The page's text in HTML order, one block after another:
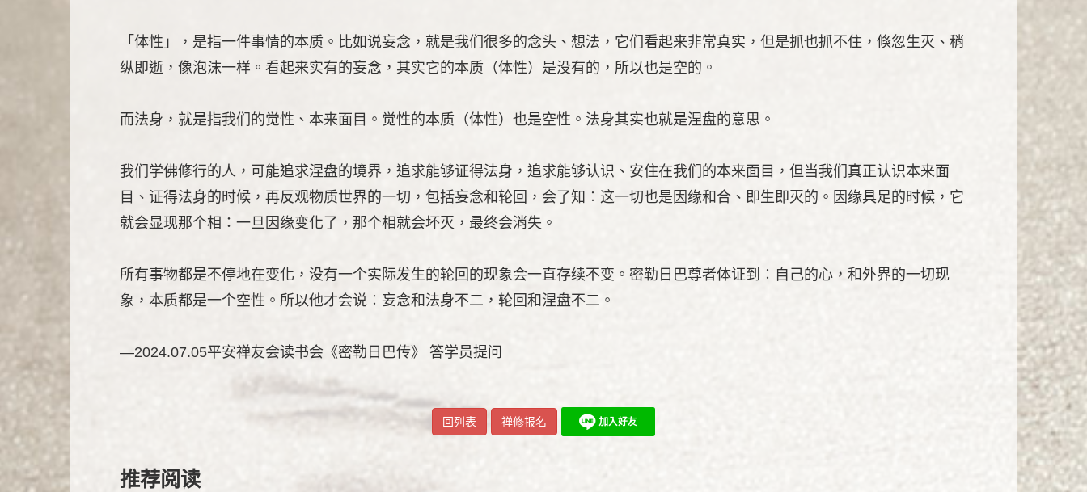
「体性」，是指一件事情的本质。比如说妄念，就是我们很多的念头、想法，它们看起来非常真实，但是抓也抓不住，倏忽生灭、稍
纵即逝，像泡沫一样。看起来实有的妄念，其实它的本质（体性）是没有的，所以也是空的。
而法身，就是指我们的觉性、本来面目。觉性的本质（体性）也是空性。法身其实也就是涅盘的意思。
我们学佛修行的人，可能追求涅盘的境界，追求能够证得法身，追求能够认识、安住在我们的本来面目，但当我们真正认识本来面
目、证得法身的时候，再反观物质世界的一切，包括妄念和轮回，会了知︰这一切也是因缘和合、即生即灭的。因缘具足的时候，它
就会显现那个相：一旦因缘变化了，那个相就会坏灭，最终会消失。
所有事物都是不停地在变化，没有一个实际发生的轮回的现象会一直存续不变。密勒日巴尊者体证到︰自己的心，和外界的一切现
象，本质都是一个空性。所以他才会说︰妄念和法身不二，轮回和涅盘不二。
—2024.07.05平安禅友会读书会《密勒日巴传》 答学员提问
回列表 禅修报名
推荐阅读